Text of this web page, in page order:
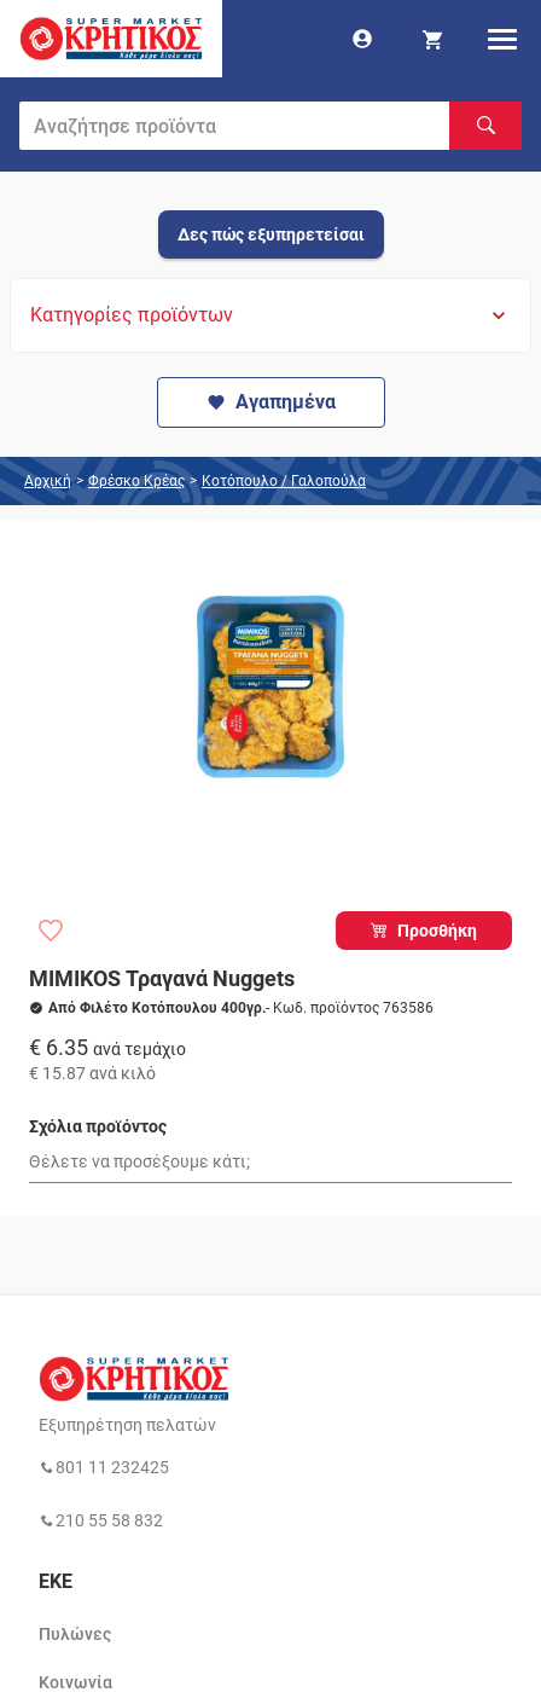
Δες πώς εξυπηρετείσαι
Κατηγορίες προϊόντων
Αγαπημένα
Αρχική > Φρέσκο Κρέας > Κοτόπουλο / Γαλοπούλα
Προσθήκη
MIMIKOS Τραγανά Nuggets
Από Φιλέτο Κοτόπουλου 400γρ.- Κωδ. προϊόντος 763586
€ 6.35 ανά τεμάχιο
€ 15.87ανά κιλό
Σχόλια προϊόντος
Εξυπηρέτηση πελατών
801 11 232425
210 55 58 832
ΕΚΕ
Πυλώνες
Κοινωνία